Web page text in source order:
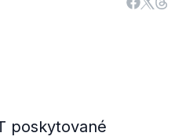
poskytované